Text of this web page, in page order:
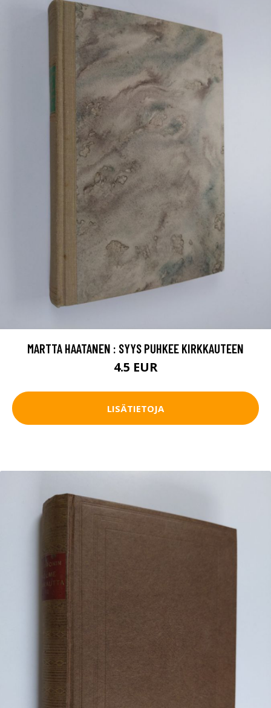
MARTTA HAATANEN : SYYS PUHKEE KIRKKAUTEEN
4.5 EUR
LISÄTIETOJA